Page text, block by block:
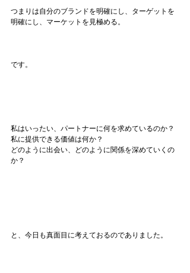
つまりは自分のブランドを明確にし、ターゲットを
明確にし、マーケットを見極める。
です。
私はいったい、パートナーに何を求めているのか？
私に提供できる価値は何か？
どのように出会い、どのように関係を深めていくの
か？
と、今日も真面目に考えておるのでありました。